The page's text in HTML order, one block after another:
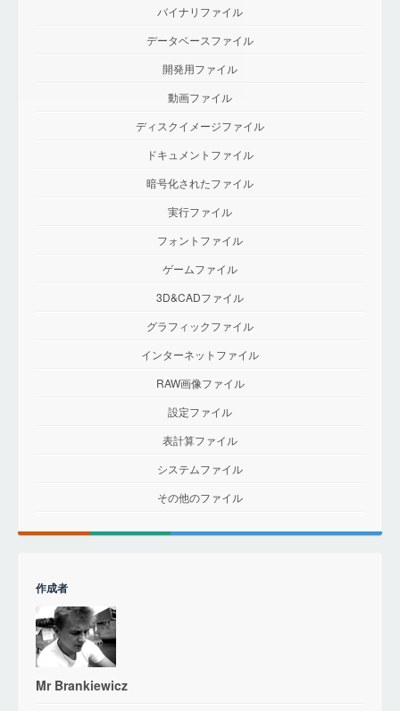
バイナリファイル
データベースファイル
開発用ファイル
動画ファイル
ディスクイメージファイル
ドキュメントファイル
暗号化されたファイル
実行ファイル
フォントファイル
ゲームファイル
3D&CADファイル
グラフィックファイル
インターネットファイル
RAW画像ファイル
設定ファイル
表計算ファイル
システムファイル
その他のファイル
作成者
Mr Brankiewicz